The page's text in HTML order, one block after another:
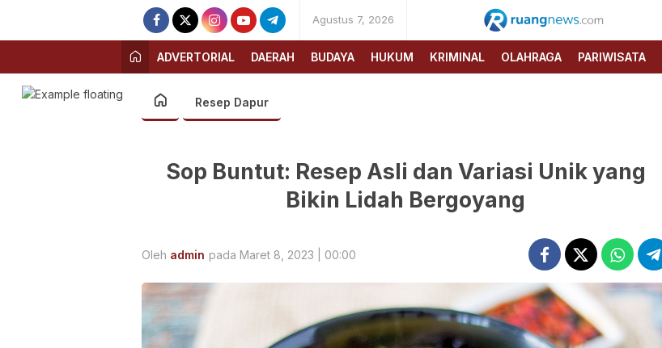
Agustus 7, 2026
RUANG
NEWS
ADVERTORIAL DAERAH BUDAYA HUKUM KRIMINAL OLAHRAGA PARIWISATA
Resep Dapur
Sop Buntut: Resep Asli dan Variasi Unik yang
Bikin Lidah Bergoyang
Oleh admin pada Maret 8, 2023 | 00:00